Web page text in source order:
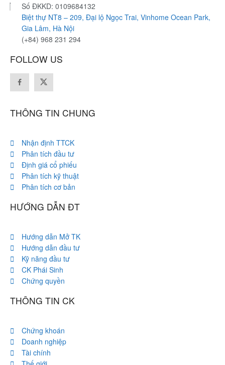
Số ĐKKD: 0109684132
Biệt thự NT8 – 209, Đại lộ Ngọc Trai, Vinhome Ocean Park,
Gia Lâm, Hà Nội
(+84) 968 231 294
FOLLOW US
THÔNG TIN CHUNG
Nhận định TTCK
Phân tích đầu tư
Định giá cổ phiếu
Phân tích kỹ thuật
Phân tích cơ bản
HƯỚNG DẪN ĐT
Hướng dẫn Mở TK
Hướng dẫn đầu tư
Kỹ năng đầu tư
CK Phái Sinh
Chứng quyền
THÔNG TIN CK
Chứng khoán
Doanh nghiệp
Tài chính